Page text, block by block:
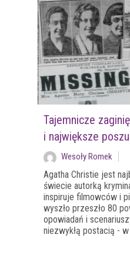
Tajemnicze
i największe
Wesoły Romek
Agatha Christie jest
świecie autorką
inspiruje filmowców i
wyszło przeszło 80
opowiadań i
niezwykłą postacią - w